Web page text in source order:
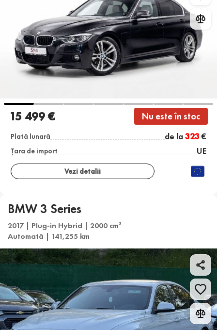
15 499 € Nu este în stoc
Plată lunară de la323€
Țara de import UE
Vezi detalii
BMW 3 Series
2017 | Plug-in Hybrid | 2000 cm3
Automată | 141,255 km